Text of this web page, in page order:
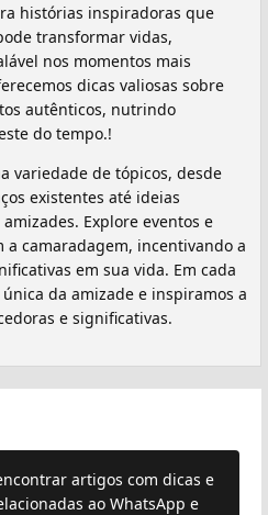
histórias inspiradoras que
transformar vidas,
nos momentos mais
dicas valiosas sobre
autênticos, nutrindo
do tempo.!
variedade de tópicos, desde
existentes até ideias
Explore eventos e
camaradagem, incentivando a
em sua vida. Em cada
da amizade e inspiramos a
e significativas.
artigos com dicas e
ao WhatsApp e